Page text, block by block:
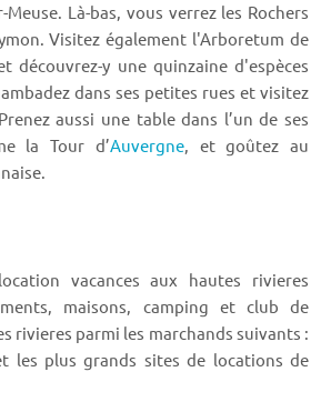
Là-bas, vous verrez les Rochers
Visitez également l'Arboretum de
découvrez-y une quinzaine d'espèces
dans ses petites rues et visitez
aussi une table dans l’un de ses
la Tour d’Auvergne, et goûtez au
vacances aux hautes rivieres
maisons, camping et club de
rivieres parmi les marchands suivants :
les plus grands sites de locations de